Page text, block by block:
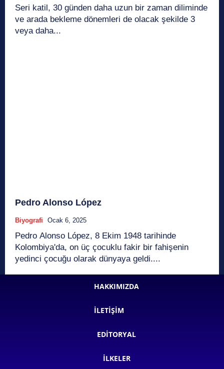
Seri katil, 30 günden daha uzun bir zaman diliminde
ve arada bekleme dönemleri de olacak şekilde 3
veya daha...
Pedro Alonso López
Biyografi Ocak 6, 2025
Pedro Alonso López, 8 Ekim 1948 tarihinde
Kolombiya'da, on üç çocuklu fakir bir fahişenin
yedinci çocuğu olarak dünyaya geldi....
HAKKIMIZDA
İLETIŞIM
EDITORYAL
İLKELER